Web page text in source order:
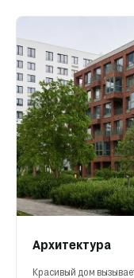
Архитектура
Красивый дом